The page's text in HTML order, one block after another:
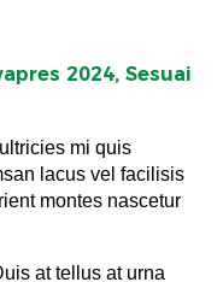
2024, Sesuai
mi quis
lacus vel facilisis
montes nascetur
at tellus at urna